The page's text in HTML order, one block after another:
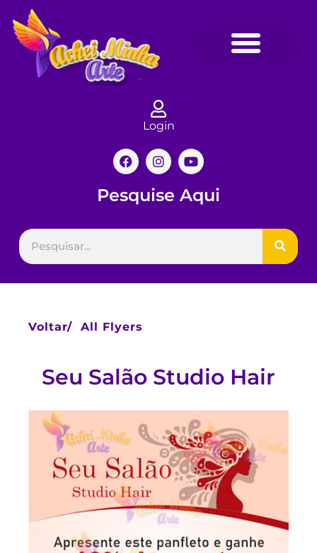
Login
Pesquise Aqui
Voltar/ All Flyers
Seu Salão Studio Hair